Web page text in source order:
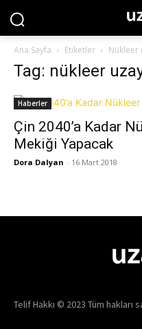
Ana Sayfa Etiketler Nükleer
Tag: nükleer
Haberler
Çin 2040’a Kadar
Mekiği Yapacak
Dora Dalyan - 16 Mart 2018
Telif Hakkı © 2023 Tüm hakları